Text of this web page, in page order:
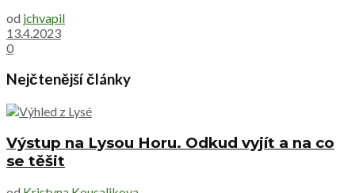
od jchvapil
13.4.2023
0
Nejčtenější články
Výstup na Lysou Horu. Odkud vyjít a na co
se těšit